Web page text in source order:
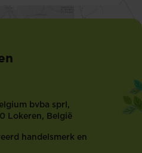
bvba sprl,
Lokeren, België
handelsmerk en